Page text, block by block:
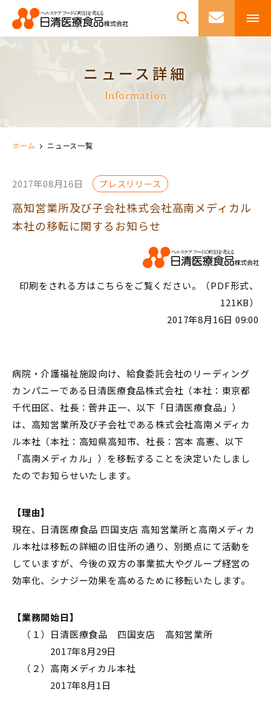
ニュース詳細
Information
ホーム ニュース一覧
2017年08月16日 プレスリリース
高知営業所及び子会社株式会社高南メディカル
本社の移転に関するお知らせ
印刷をされる方はこちらをご覧ください。（PDF形式、
121KB）
2017年8月16日 09:00
病院・介護福祉施設向け、給食委託会社のリーディング
カンパニーである日清医療食品株式会社（本社：東京都
千代田区、社長：菅井正一、以下「日清医療食品」）
は、高知営業所及び子会社である株式会社高南メディカ
ル本社（本社：高知県高知市、社長：宮本 高憲、以下
「高南メディカル」）を移転することを決定いたしまし
たのでお知らせいたします。
【理由】
現在、日清医療食品 四国支店 高知営業所と高南メディカ
ル本社は移転の詳細の旧住所の通り、別拠点にて活動を
していますが、今後の双方の事業拡大やグループ経営の
効率化、シナジー効果を高めるために移転いたします。
【業務開始日】
（１）日清医療食品 四国支店 高知営業所
2017年8月29日
（２）高南メディカル本社
2017年8月1日